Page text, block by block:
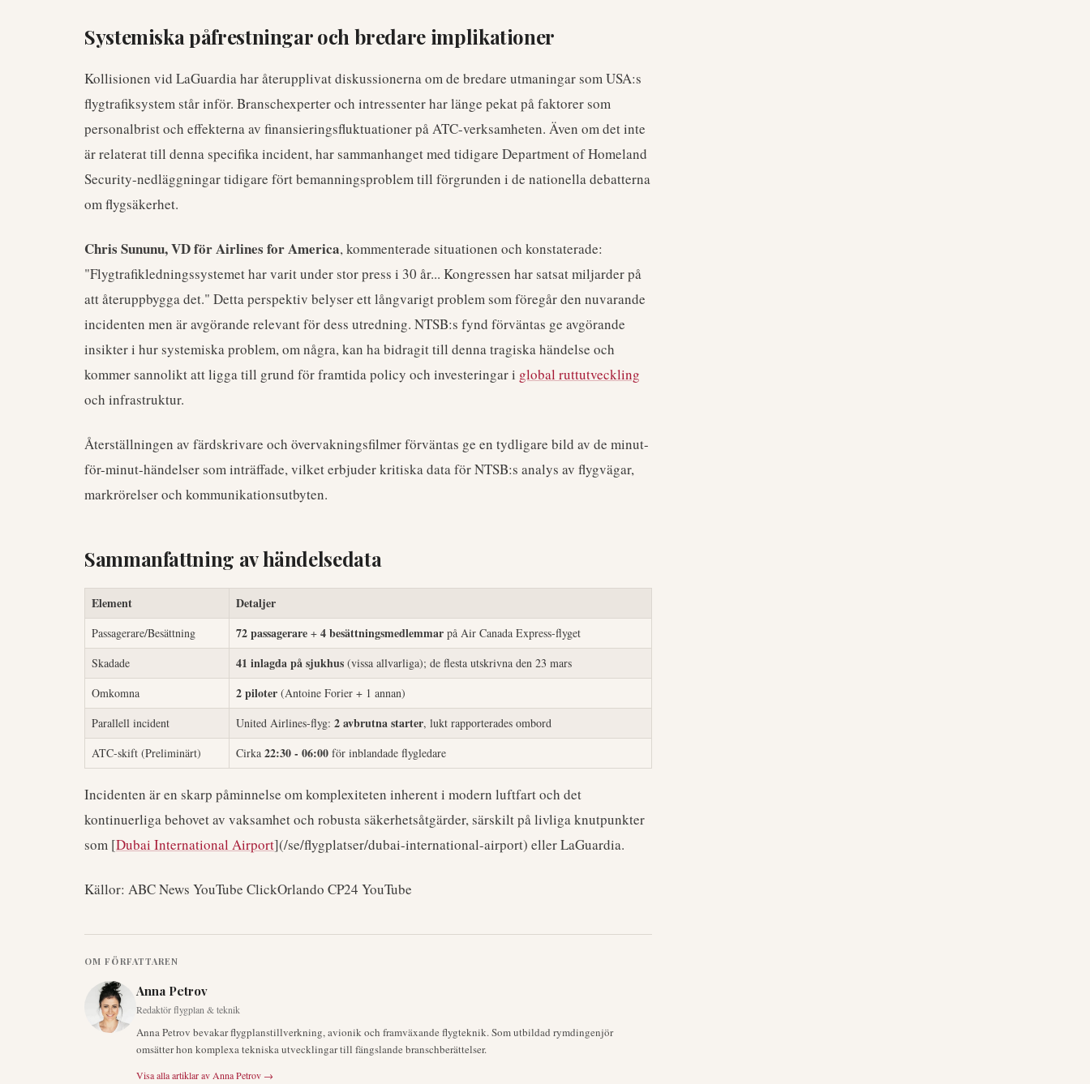
Systemiska påfrestningar och bredare implikationer
Kollisionen vid LaGuardia har återupplivat diskussionerna om de bredare utmaningar som USA:s
flygtrafiksystem står inför. Branschexperter och intressenter har länge pekat på faktorer som
personalbrist och effekterna av finansieringsfluktuationer på ATC-verksamheten. Även om det inte
är relaterat till denna specifika incident, har sammanhanget med tidigare Department of Homeland
Security-nedläggningar tidigare fört bemanningsproblem till förgrunden i de nationella debatterna
om flygsäkerhet.
Chris Sununu, VD för Airlines for America, kommenterade situationen och konstaterade:
"Flygtrafikledningssystemet har varit under stor press i 30 år... Kongressen har satsat miljarder på
att återuppbygga det." Detta perspektiv belyser ett långvarigt problem som föregår den nuvarande
incidenten men är avgörande relevant för dess utredning. NTSB:s fynd förväntas ge avgörande
insikter i hur systemiska problem, om några, kan ha bidragit till denna tragiska händelse och
kommer sannolikt att ligga till grund för framtida policy och investeringar i global ruttutveckling
och infrastruktur.
Återställningen av färdskrivare och övervakningsfilmer förväntas ge en tydligare bild av de minut-
för-minut-händelser som inträffade, vilket erbjuder kritiska data för NTSB:s analys av flygvägar,
markrörelser och kommunikationsutbyten.
Sammanfattning av händelsedata
Element Detaljer
Passagerare/Besättning 72 passagerare + 4 besättningsmedlemmar på Air Canada Express-flyget
Skadade
41 inlagda på sjukhus (vissa allvarliga); de flesta utskrivna den 23 mars
Omkomna
2 piloter (Antoine Forier + 1 annan)
Parallell incident
United Airlines-flyg: 2 avbrutna starter, lukt rapporterades ombord
ATC-skift (Preliminärt)
Cirka 22:30 - 06:00 för inblandade flygledare
Incidenten är en skarp påminnelse om komplexiteten inherent i modern luftfart och det
kontinuerliga behovet av vaksamhet och robusta säkerhetsåtgärder, särskilt på livliga knutpunkter
som [Dubai International Airport](/se/flygplatser/dubai-international-airport) eller LaGuardia.
Källor: ABC News YouTube ClickOrlando CP24 YouTube
OM FÖRFATTAREN
Anna Petrov
Redaktör flygplan & teknik
Anna Petrov bevakar flygplanstillverkning, avionik och framväxande flygteknik. Som utbildad rymdingenjör
omsätter hon komplexa tekniska utvecklingar till fängslande branschberättelser.
Visa alla artiklar av Anna Petrov →